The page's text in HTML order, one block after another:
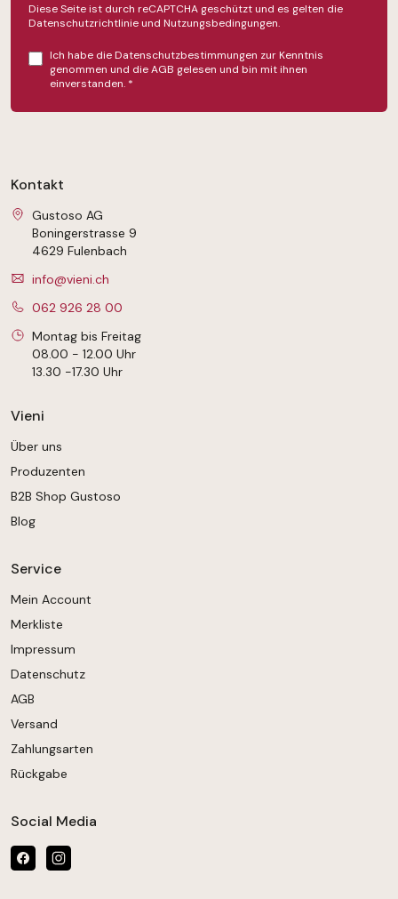
Diese Seite ist durch reCAPTCHA geschützt und es gelten die
Datenschutzrichtlinieund Nutzungsbedingungen.
Ich habe dieDatenschutzbestimmungen zur Kenntnis
genommen und dieAGB gelesen und bin mit ihnen
einverstanden. *
Kontakt
Gustoso AG
Boningerstrasse 9
4629 Fulenbach
info@vieni.ch
062 926 28 00
Montag bis Freitag
08.00 - 12.00 Uhr
13.30 -17.30 Uhr
Vieni
Über uns
Produzenten
B2B Shop Gustoso
Blog
Service
Mein Account
Merkliste
Impressum
Datenschutz
AGB
Versand
Zahlungsarten
Rückgabe
Social Media